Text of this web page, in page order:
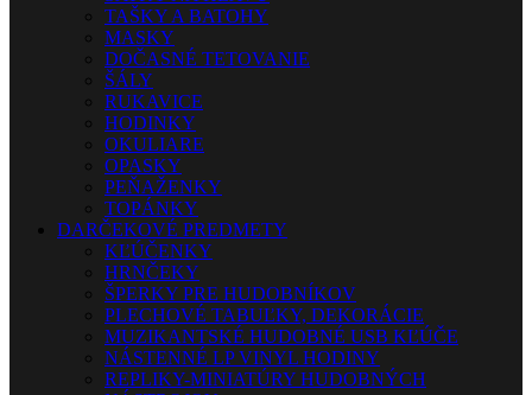
TAŠKY A BATOHY
MASKY
DOČASNÉ TETOVANIE
ŠÁLY
RUKAVICE
HODINKY
OKULIARE
OPASKY
PEŇAŽENKY
TOPÁNKY
DARČEKOVÉ PREDMETY
KĽÚČENKY
HRNČEKY
ŠPERKY PRE HUDOBNÍKOV
PLECHOVÉ TABUĽKY, DEKORÁCIE
MUZIKANTSKÉ HUDOBNÉ USB KĽÚČE
NÁSTENNÉ LP VINYL HODINY
REPLIKY-MINIATÚRY HUDOBNÝCH